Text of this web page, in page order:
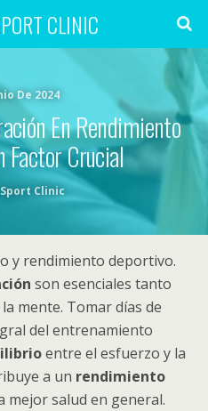
CLINIC
De 2024
En Rendimiento
Factor Crucial
Clinic
y rendimiento deportivo.
son esenciales tanto
mente. Tomar días de
del entrenamiento
entre el esfuerzo y la
a un rendimiento
mejor salud en general.